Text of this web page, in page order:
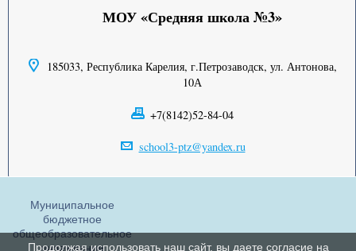
МОУ «Средняя школа №3»
185033, Республика Карелия, г.Петрозаводск, ул. Антонова,
10А
+7(8142)52-84-04
school3-ptz@yandex.ru
Муниципальное
бюджетное
общеобразовательное
учреждение
Продолжая использовать наш сайт, вы даете согласие на